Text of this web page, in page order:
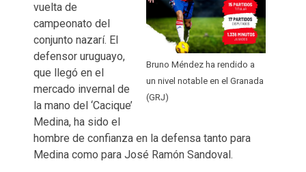
Bruno Méndez ha rendido a
un nivel notable en el Granada
(GRJ)
vuelta de
campeonato del
conjunto nazarí. El
defensor uruguayo,
que llegó en el
mercado invernal de
la mano del ‘Cacique’
Medina, ha sido el
hombre de confianza en la defensa tanto para
Medina como para José Ramón Sandoval.